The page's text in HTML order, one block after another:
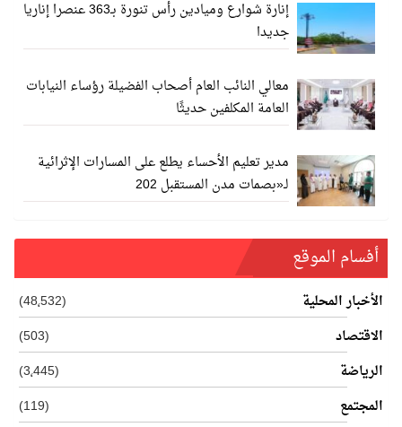
إنارة شوارع وميادين رأس تنورة بـ363 عنصرا إناريا
جديدا
معالي النائب العام أصحاب الفضيلة رؤساء النيابات
العامة المكلفين حديثًا
مدير تعليم الأحساء يطلع على المسارات الإثرائية
لـ«بصمات مدن المستقبل 202
أفسام الموقع
الأخبار المحلية
(48٬532)
الاقتصاد
(503)
الرياضة
(3٬445)
المجتمع
(119)